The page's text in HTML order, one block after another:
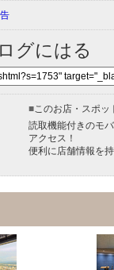
グにはる
■このお店・スポッ
読取機能付きのモ
アクセス！
便利に店舗情報を